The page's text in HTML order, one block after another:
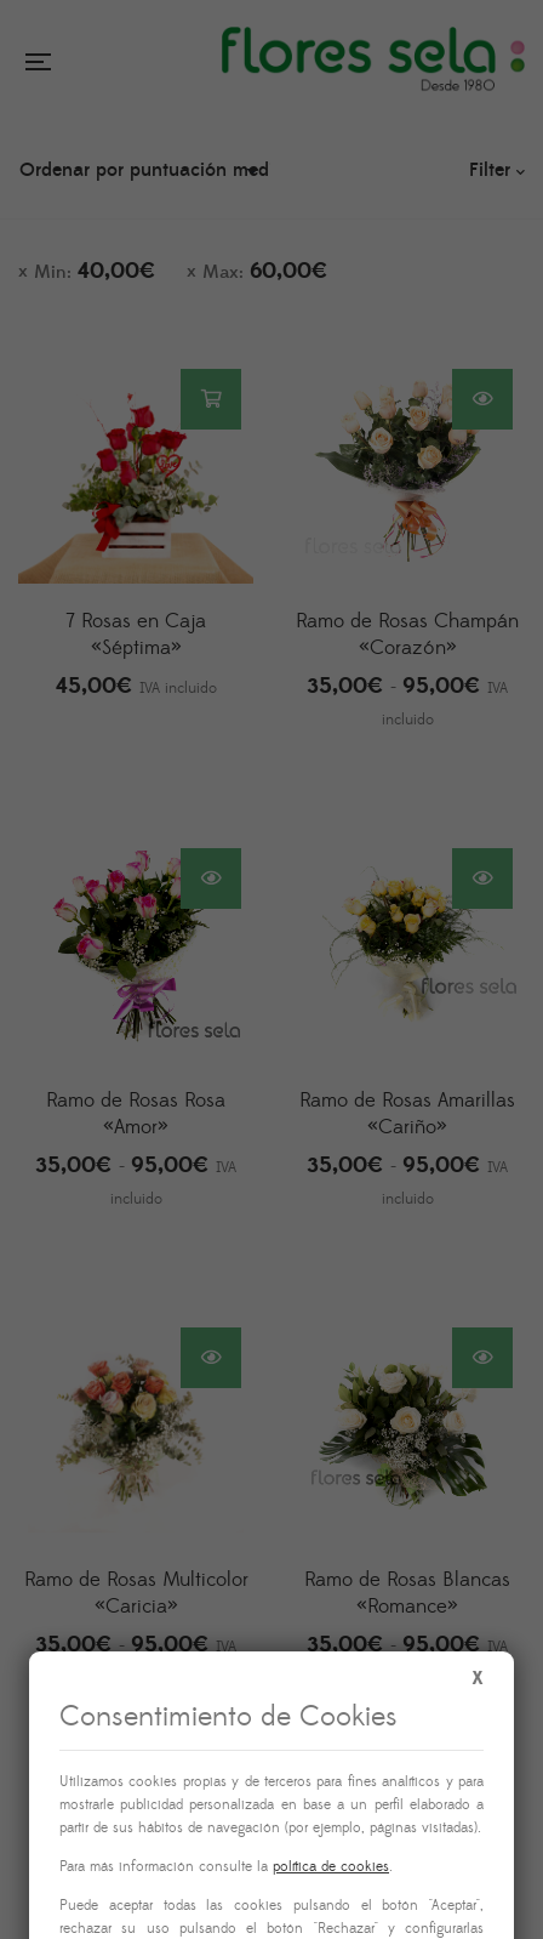
Filter
Min: 40,00€ Max: 60,00€
7 Rosas en Caja
«Séptima»
45,00€ IVA incluido
Ramo de Rosas Champán
«Corazón»
35,00€ - 95,00€ Rango
hasta
IVA
incluido
Ramo de Rosas Rosa
«Amor»
35,00€ - 95,00€ Rango
hasta
95,00€
IVA
incluido
Ramo de Rosas Amarillas
«Cariño»
35,00€ - 95,00€ Rango
hasta
IVA
incluido
Ramo de Rosas Multicolor
«Caricia»
35,00€ - 95,00€ Rango
precios:
35,00€
hasta
95,00€
IVA
Ramo de Rosas Blancas
«Romance»
35,00€ - 95,00€ Rango
de
hasta
IVA
X
Consentimiento de Cookies
Utilizamos cookies propias y de terceros para fines analíticos y para
mostrarle publicidad personalizada en base a un perfil elaborado a
partir de sus hábitos de navegación (por ejemplo, páginas visitadas).
Para más información consulte la política de cookies.
Puede aceptar todas las cookies pulsando el botón "Aceptar",
rechazar su uso pulsando el botón "Rechazar" y configurarlas